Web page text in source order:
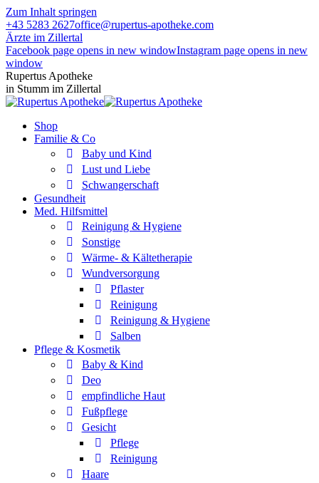
Zum Inhalt springen
+43 5283 2627office@rupertus-apotheke.com
Ärzte im Zillertal
Facebook page opens in new windowInstagram page opens in new
window
Rupertus Apotheke
in Stumm im Zillertal
Shop
Familie & Co
Baby und Kind
Lust und Liebe
Schwangerschaft
Gesundheit
Med. Hilfsmittel
Reinigung & Hygiene
Sonstige
Wärme- & Kältetherapie
Wundversorgung
Pflaster
Reinigung
Reinigung & Hygiene
Salben
Pflege & Kosmetik
Baby & Kind
Deo
empfindliche Haut
Fußpflege
Gesicht
Pflege
Reinigung
Haare